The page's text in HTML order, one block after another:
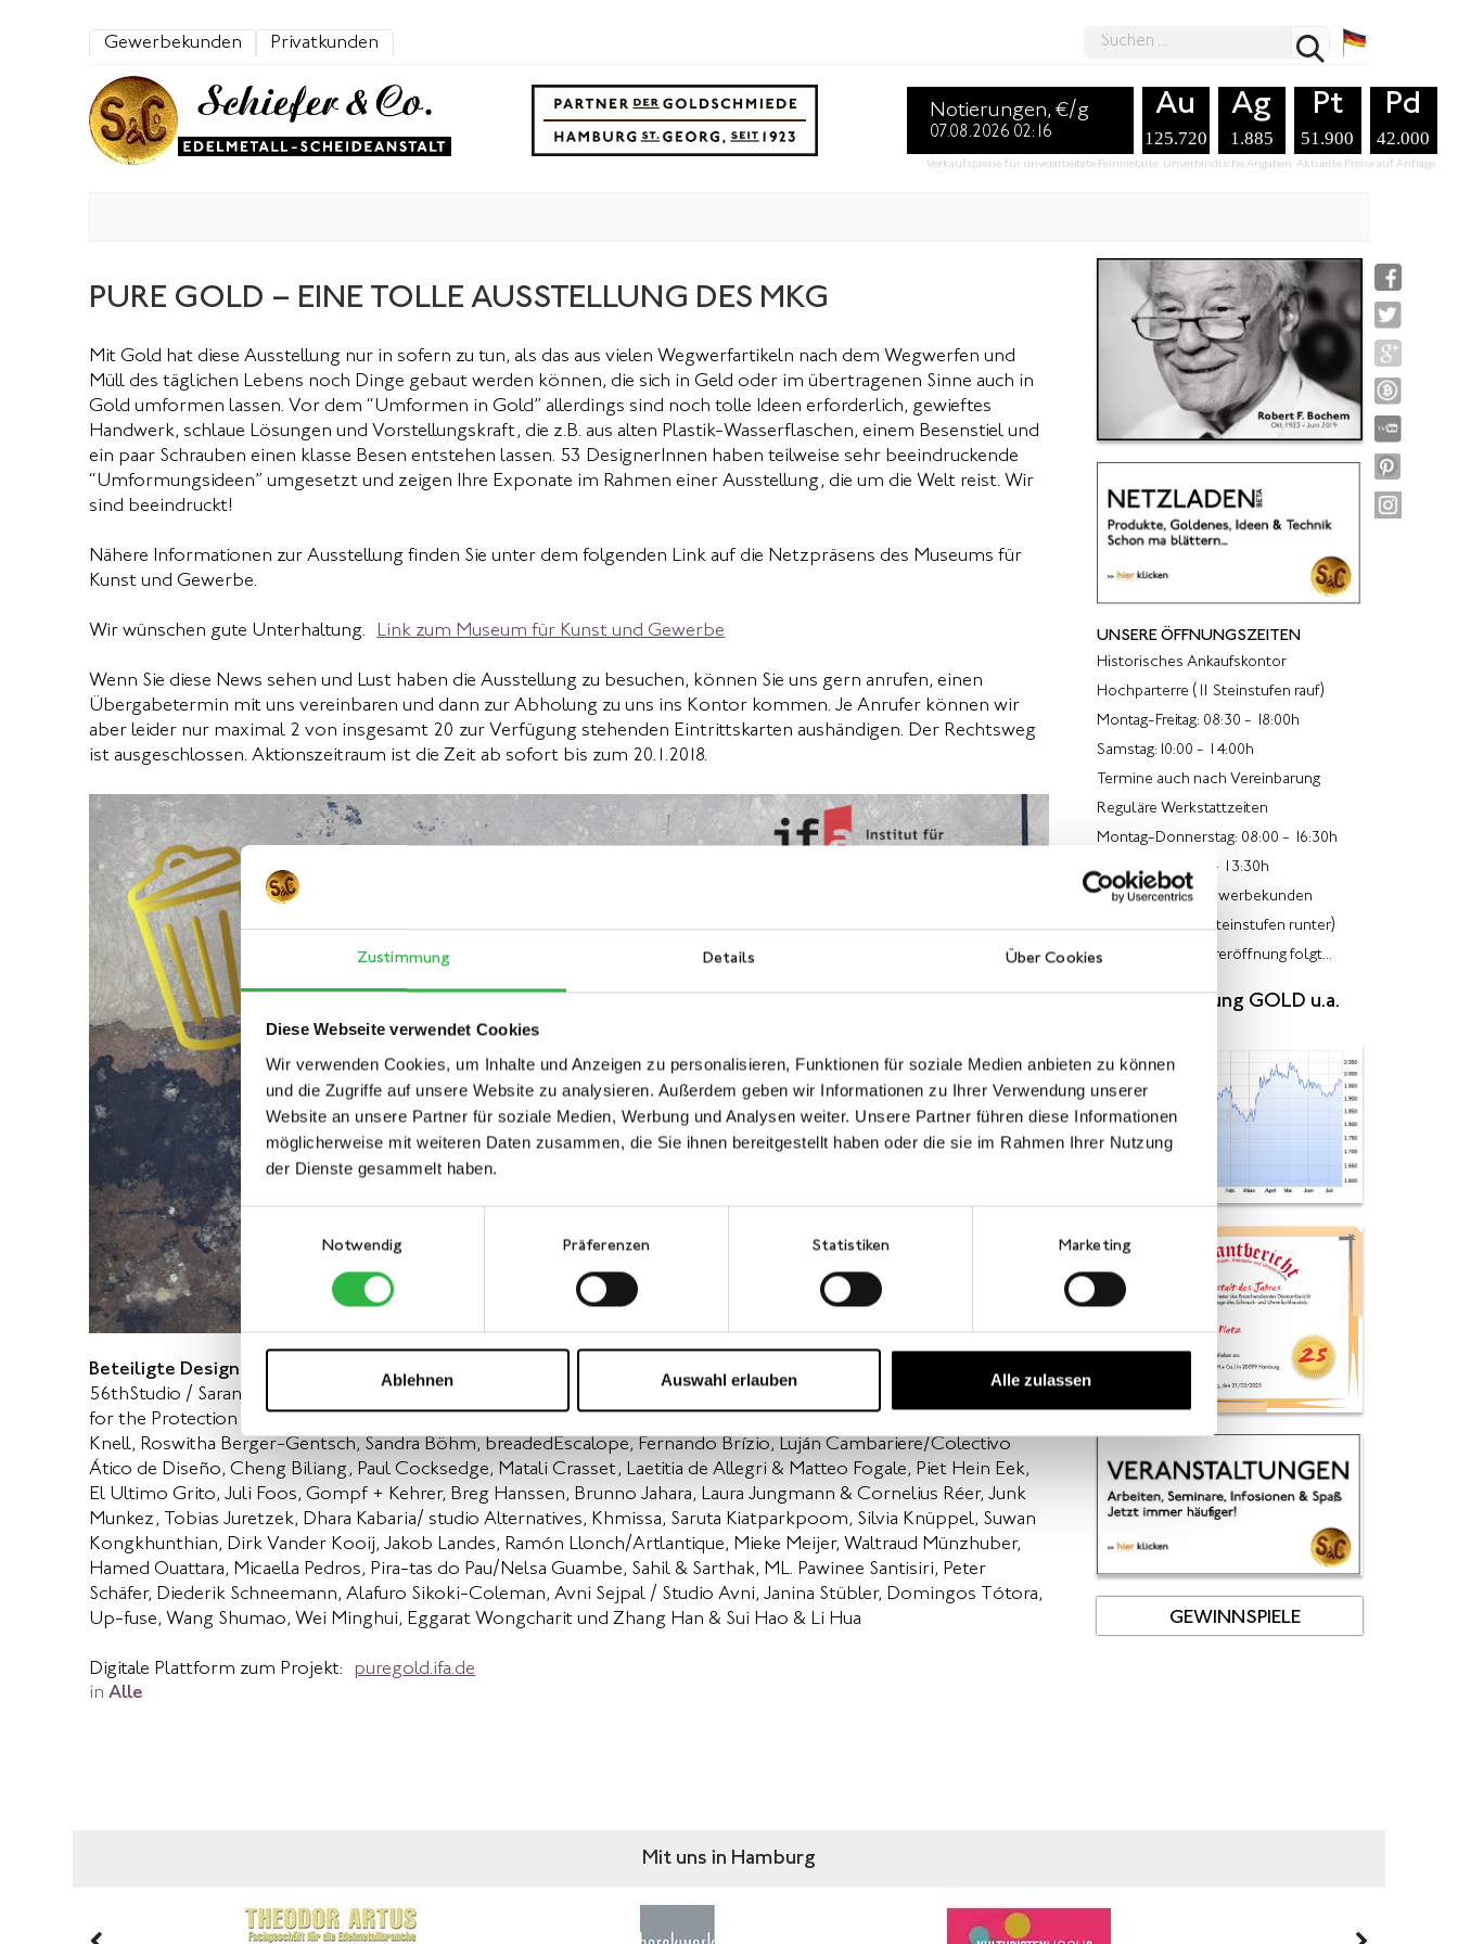
Zustimmung Details Über Cookies
Diese Webseite verwendet Cookies
Wir verwenden Cookies, um Inhalte und Anzeigen zu personalisieren, Funktionen für soziale Medien anbieten zu können
und die Zugriffe auf unsere Website zu analysieren. Außerdem geben wir Informationen zu Ihrer Verwendung unserer
Website an unsere Partner für soziale Medien, Werbung und Analysen weiter. Unsere Partner führen diese Informationen
möglicherweise mit weiteren Daten zusammen, die Sie ihnen bereitgestellt haben oder die sie im Rahmen Ihrer Nutzung
der Dienste gesammelt haben.
Einwilligungsauswahl
Notwendig
Präferenzen Statistiken Marketing
Ablehnen Auswahl erlauben Alle zulassen
Gewerbekunden Privatkunden
Pd
42.000
Pt
51.900
Ag
1.885
Au
125.720
Notierungen, €/g
07.08.2026 02:16
Verkaufspreise für unverarbeitete Feinmetalle. Unverbindliche Angaben. Aktuelle Preise auf Anfrage.
PURE GOLD – EINE TOLLE AUSSTELLUNG DES MKG
Mit Gold hat diese Ausstellung nur in sofern zu tun, als das aus vielen Wegwerfartikeln nach dem Wegwerfen und
Müll des täglichen Lebens noch Dinge gebaut werden können, die sich in Geld oder im übertragenen Sinne auch in
Gold umformen lassen. Vor dem “Umformen in Gold” allerdings sind noch tolle Ideen erforderlich, gewieftes
Handwerk, schlaue Lösungen und Vorstellungskraft, die z.B. aus alten Plastik-Wasserflaschen, einem Besenstiel und
ein paar Schrauben einen klasse Besen entstehen lassen. 53 DesignerInnen haben teilweise sehr beeindruckende
“Umformungsideen” umgesetzt und zeigen Ihre Exponate im Rahmen einer Ausstellung, die um die Welt reist. Wir
sind beeindruckt!
Nähere Informationen zur Ausstellung finden Sie unter dem folgenden Link auf die Netzpräsens des Museums für
Kunst und Gewerbe.
Wir wünschen gute Unterhaltung. Link zum Museum für Kunst und Gewerbe
Wenn Sie diese News sehen und Lust haben die Ausstellung zu besuchen, können Sie uns gern anrufen, einen
Übergabetermin mit uns vereinbaren und dann zur Abholung zu uns ins Kontor kommen. Je Anrufer können wir
aber leider nur maximal 2 von insgesamt 20 zur Verfügung stehenden Eintrittskarten aushändigen. Der Rechtsweg
ist ausgeschlossen. Aktionszeitraum ist die Zeit ab sofort bis zum 20.1.2018.
Beteiligte Designerinnen, Designer und Designbüros:
56thStudio / Saran Yen Panya, Massimiliano Adami, Volker Albus, David Amar, Yuttana Anothaisintawee, Association
for the Protection of the Environment (A.P.E.), Jean-Marc Attia, Marjan van Aubel & James Michael Shaw, Bär +
Knell, Roswitha Berger-Gentsch, Sandra Böhm, breadedEscalope, Fernando Brízio, Luján Cambariere/Colectivo
Ático de Diseño, Cheng Biliang, Paul Cocksedge, Matali Crasset, Laetitia de Allegri & Matteo Fogale, Piet Hein Eek,
El Ultimo Grito, Juli Foos, Gompf + Kehrer, Breg Hanssen, Brunno Jahara, Laura Jungmann & Cornelius Réer, Junk
Munkez, Tobias Juretzek, Dhara Kabaria/ studio Alternatives, Khmissa, Saruta Kiatparkpoom, Silvia Knüppel, Suwan
Kongkhunthian, Dirk Vander Kooij, Jakob Landes, Ramón Llonch/Artlantique, Mieke Meijer, Waltraud Münzhuber,
Hamed Ouattara, Micaella Pedros, Pira-tas do Pau/Nelsa Guambe, Sahil & Sarthak, ML. Pawinee Santisiri, Peter
Schäfer, Diederik Schneemann, Alafuro Sikoki-Coleman, Avni Sejpal / Studio Avni, Janina Stübler, Domingos Tótora,
Up-fuse, Wang Shumao, Wei Minghui, Eggarat Wongcharit und Zhang Han & Sui Hao & Li Hua
Digitale Plattform zum Projekt: puregold.ifa.de
inAlle
UNSERE ÖFFNUNGSZEITEN
Historisches Ankaufskontor
Hochparterre (11 Steinstufen rauf)
Montag-Freitag: 08:30 - 18:00h
Samstag:10:00 - 14:00h
Termine auch nach Vereinbarung
Reguläre Werkstattzeiten
Montag-Donnerstag: 08:00 - 16:30h
Freitag von 08:00 - 13:30h
Ladenlokal für Gewerbekunden
im Souterrain (5 Steinstufen runter)
Termin für Wiedereröffnung folgt...
Kursentwicklung GOLD u.a.
GEWINNSPIELE
Mit uns in Hamburg